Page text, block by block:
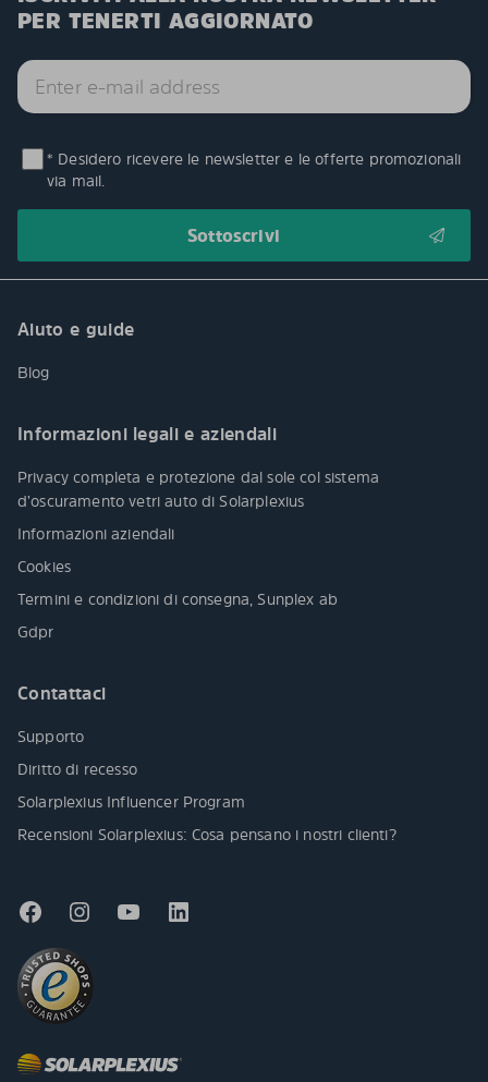
PER TENERTI AGGIORNATO
* Desidero ricevere le newsletter e le offerte promozionali
via mail.
Aiuto e guide
Blog
Informazioni legali e aziendali
Privacy completa e protezione dal sole col sistema
d’oscuramento vetri auto di Solarplexius
Informazioni aziendali
Cookies
Termini e condizioni di consegna, Sunplex ab
Gdpr
Contattaci
Supporto
Diritto di recesso
Solarplexius Influencer Program
Recensioni Solarplexius: Cosa pensano i nostri clienti?